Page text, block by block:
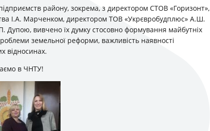
району, зокрема, з директором СТОВ «Горизонт»,
І.А. Марченком, директором ТОВ «Укрєвробудплюс» А.Ш.
Дупою, вивчено їх думку стосовно формування майбутніх
земельної реформи, важливість наявності
відносинах.
в ЧНТУ!